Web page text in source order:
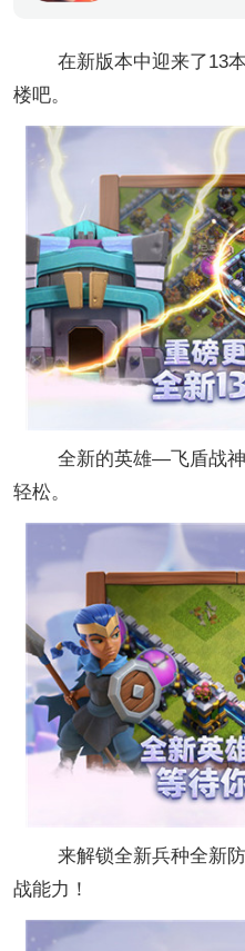
在新版本中迎来了13本
楼吧。
全新的英雄—飞盾战神
轻松。
来解锁全新兵种全新防
战能力！